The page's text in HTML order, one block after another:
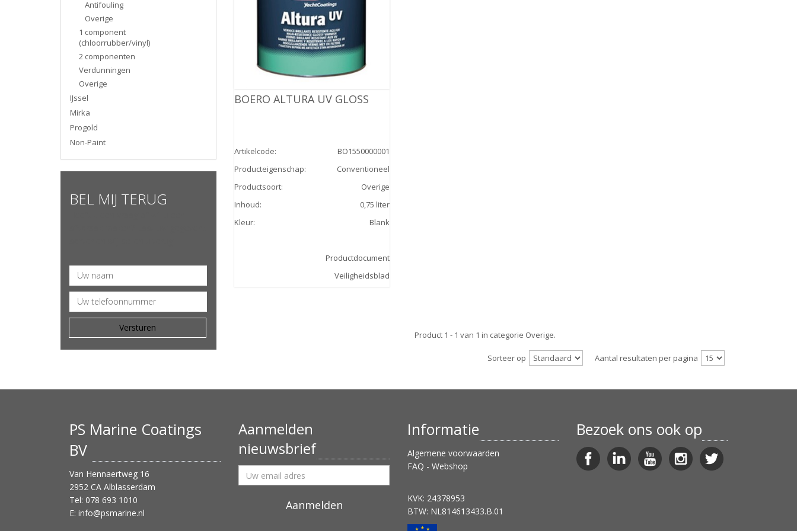
Antifouling
Overige
1 component
(chloorrubber/vinyl)
2 componenten
Verdunningen
Overige
IJssel
Mirka
Progold
Non-Paint
BEL MIJ TERUG
BOERO ALTURA UV GLOSS
Artikelcode:
BO1550000001
Producteigenschap:
Conventioneel
Productsoort:
Overige
Inhoud:
0,75 liter
Kleur: Blank
Productdocument
Veiligheidsblad
Product 1 - 1 van 1 in categorie Overige.
Aantal resultaten per pagina
Sorteer op
PS Marine Coatings
BV
Van Hennaertweg 16
2952 CA Alblasserdam
Tel: 078 693 1010
E: info@psmarine.nl
Aanmelden
nieuwsbrief
Informatie
Algemene voorwaarden
FAQ - Webshop
KVK: 24378953
BTW: NL814613433.B.01
Bezoek ons ook op